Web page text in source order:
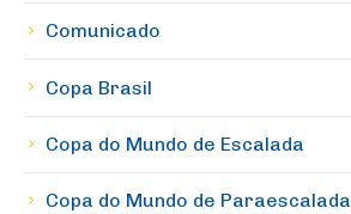
Comunicado
Copa Brasil
Copa do Mundo de Escalada
Copa do Mundo de Paraescalada